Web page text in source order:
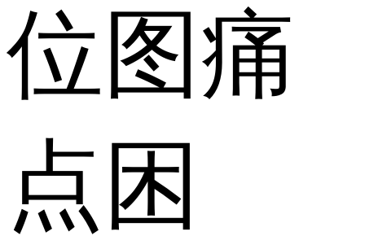
位图痛
点困